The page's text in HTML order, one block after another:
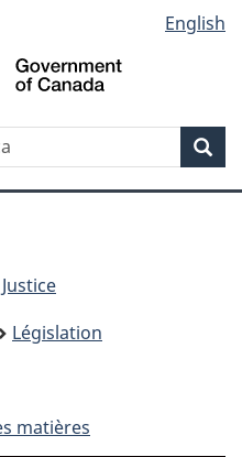
au
contenu
propos
de
la
HTML
simplifiée
English
Législation
matières